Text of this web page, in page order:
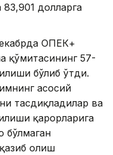
долларга
ОПЕК+
қўмитасининг 57-
бўлиб ўтди.
асосий
тасдиқладилар ва
қарорларига
бўлмаган
олиш